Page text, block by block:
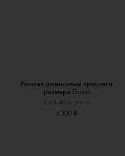
Рюкзак джинсовый среднего
размера Gucci
Evolution_jeans
5000 ₽